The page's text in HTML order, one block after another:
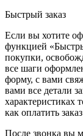
Быстрый заказ
Если вы хотите
функцией
покупки,
все шаги
форму, с вами
вами все детали
характеристиках
как оплатить
После звонка вы